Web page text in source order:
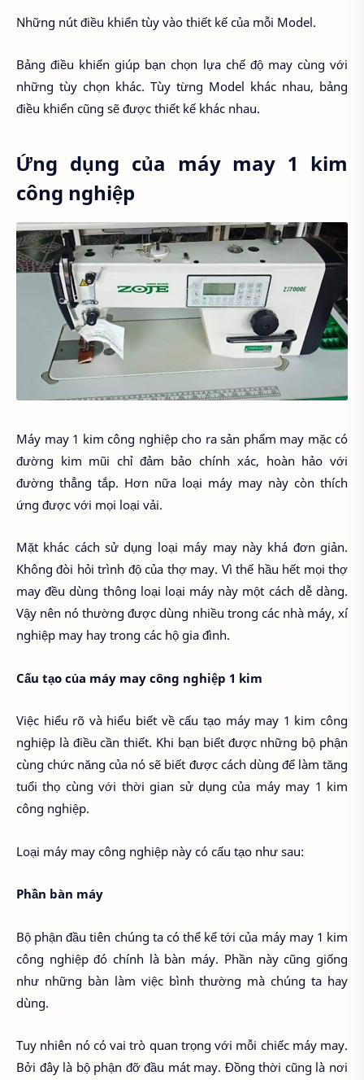
Những nút điều khiển tùy vào thiết kế của mỗi Model.
Bảng điều khiển giúp bạn chọn lựa chế độ may cùng với
những tùy chọn khác. Tùy từng Model khác nhau, bảng
điều khiển cũng sẽ được thiết kế khác nhau.
Ứng dụng của máy may 1 kim
công nghiệp
Máy may 1 kim công nghiệp cho ra sản phẩm may mặc có
đường kim mũi chỉ đảm bảo chính xác, hoàn hảo với
đường thẳng tắp. Hơn nữa loại máy may này còn thích
ứng được với mọi loại vải.
Mặt khác cách sử dụng loại máy may này khá đơn giản.
Không đòi hỏi trình độ của thợ may. Vì thế hầu hết mọi thợ
may đều dùng thông loại loại máy này một cách dễ dàng.
Vậy nên nó thường được dùng nhiều trong các nhà máy, xí
nghiệp may hay trong các hộ gia đình.
Cấu tạo của máy may công nghiệp 1 kim
Việc hiểu rõ và hiểu biết về cấu tạo máy may 1 kim công
nghiệp là điều cần thiết. Khi bạn biết được những bộ phận
cùng chức năng của nó sẽ biết được cách dùng để làm tăng
tuổi thọ cùng với thời gian sử dụng của máy may 1 kim
công nghiệp.
Loại máy may công nghiệp này có cấu tạo như sau:
Phần bàn máy
Bộ phận đầu tiên chúng ta có thể kể tới của máy may 1 kim
công nghiệp đó chính là bàn máy. Phần này cũng giống
như những bàn làm việc bình thường mà chúng ta hay
dùng.
Tuy nhiên nó có vai trò quan trọng với mỗi chiếc máy may.
Bởi đây là bộ phận đỡ đầu mát may. Đồng thời cũng là nơi